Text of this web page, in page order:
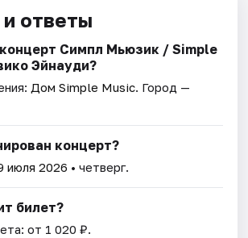
ответы
Симпл Мьюзик / Simple
Эйнауди?
Дом Simple Music. Город —
концерт?
июля 2026 • четверг.
билет?
от 1 020 ₽.